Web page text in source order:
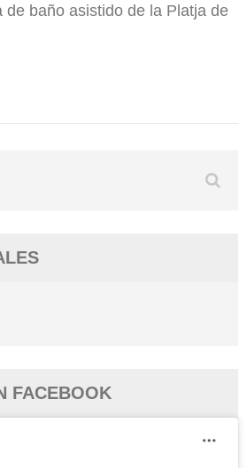
de baño asistido de la Platja de
FACEBOOK